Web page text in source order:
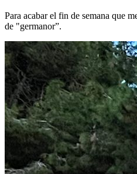
Para acabar el fin de semana que
de "germanor”.